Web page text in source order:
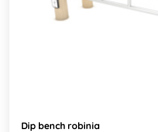
Dip bench robinia